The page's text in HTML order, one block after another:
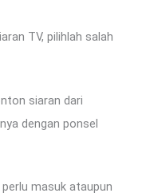
TV, pilihlah salah
siaran dari
dengan ponsel
masuk ataupun